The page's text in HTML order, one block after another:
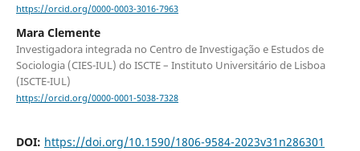
https://orcid.org/0000-0003-3016-7963
Mara Clemente
Investigadora integrada no Centro de Investigação e Estudos de
Sociologia (CIES-IUL) do ISCTE – Instituto Universitário de Lisboa
(ISCTE-IUL)
https://orcid.org/0000-0001-5038-7328
DOI: https://doi.org/10.1590/1806-9584-2023v31n286301